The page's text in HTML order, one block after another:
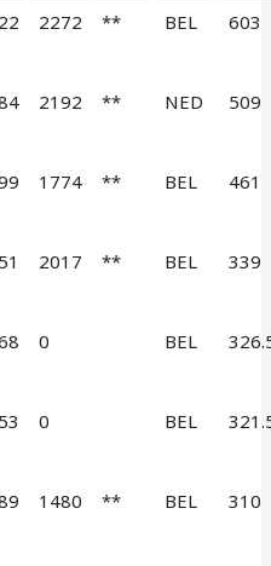
2272 ** BEL 603
2192 ** NED 509
1774 ** BEL 461
2017 ** BEL 339
0 BEL
0 BEL
1480 ** BEL 310